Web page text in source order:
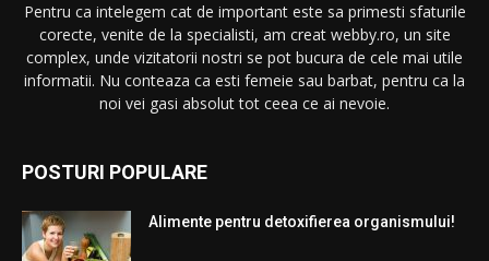
Pentru ca intelegem cat de important este sa primesti sfaturile
corecte, venite de la specialisti, am creat webby.ro, un site
complex, unde vizitatorii nostri se pot bucura de cele mai utile
informatii. Nu conteaza ca esti femeie sau barbat, pentru ca la
noi vei gasi absolut tot ceea ce ai nevoie.
POSTURI POPULARE
Alimente pentru detoxifierea organismului!